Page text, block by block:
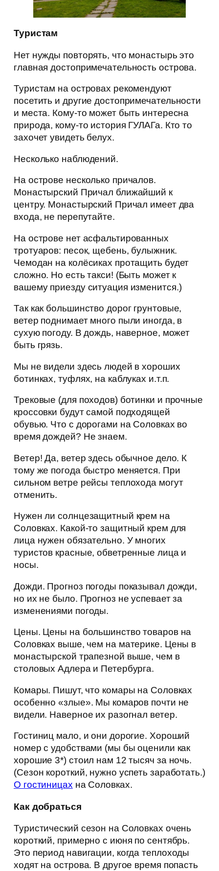
Туристам
Нет нужды повторять, что монастырь это
главная достопримечательность острова.
Туристам на островах рекомендуют
посетить и другие достопримечательности
и места. Кому-то может быть интересна
природа, кому-то история ГУЛАГа. Кто то
захочет увидеть белух.
Несколько наблюдений.
На острове несколько причалов.
Монастырский Причал ближайший к
центру. Монастырский Причал имеет два
входа, не перепутайте.
На острове нет асфальтированных
тротуаров: песок, щебень, булыжник.
Чемодан на колёсиках протащить будет
сложно. Но есть такси! (Быть может к
вашему приезду ситуация изменится.)
Так как большинство дорог грунтовые,
ветер поднимает много пыли иногда, в
сухую погоду. В дождь, наверное, может
быть грязь.
Мы не видели здесь людей в хороших
ботинках, туфлях, на каблуках и.т.п.
Трековые (для походов) ботинки и прочные
кроссовки будут самой подходящей
обувью. Что с дорогами на Соловках во
время дождей? Не знаем.
Ветер! Да, ветер здесь обычное дело. К
тому же погода быстро меняется. При
сильном ветре рейсы теплохода могут
отменить.
Нужен ли солнцезащитный крем на
Соловках. Какой-то защитный крем для
лица нужен обязательно. У многих
туристов красные, обветренные лица и
носы.
Дожди. Прогноз погоды показывал дожди,
но их не было. Прогноз не успевает за
изменениями погоды.
Цены. Цены на большинство товаров на
Соловках выше, чем на материке. Цены в
монастырской трапезной выше, чем в
столовых Адлера и Петербурга.
Комары. Пишут, что комары на Соловках
особенно «злые». Мы комаров почти не
видели. Наверное их разогнал ветер.
Гостиниц мало, и они дорогие. Хороший
номер с удобствами (мы бы оценили как
хорошие 3*) стоил нам 12 тысяч за ночь.
(Сезон короткий, нужно успеть заработать.)
О гостиницах на Соловках.
Как добраться
Туристический сезон на Соловках очень
короткий, примерно с июня по сентябрь.
Это период навигации, когда теплоходы
ходят на острова. В другое время попасть